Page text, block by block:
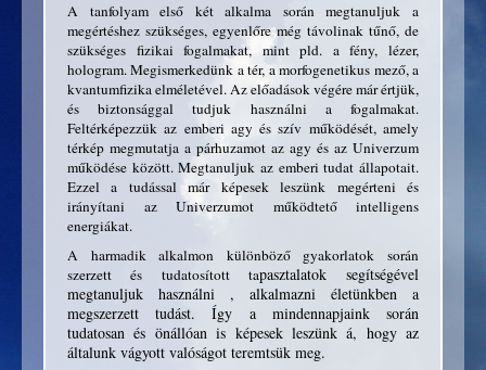
A tanfolyam első két alkalma során megtanuljuk a
megértéshez szükséges, egyenlőre még távolinak tűnő, de
szükséges fizikai fogalmakat, mint pld. a fény, lézer,
hologram. Megismerkedünk a tér, a morfogenetikus mező, a
kvantumfizika elméletével. Az előadások végére már értjük,
és biztonsággal tudjuk használni a fogalmakat.
Feltérképezzük az emberi agy és szív működését, amely
térkép megmutatja a párhuzamot az agy és az Univerzum
működése között. Megtanuljuk az emberi tudat állapotait.
Ezzel a tudással már képesek leszünk megérteni és
irányítani az Univerzumot működtető intelligens
energiákat.
A harmadik alkalmon különböző gyakorlatok során
szerzett és tudatosított tapasztalatok segítségével
megtanuljuk használni , alkalmazni életünkben a
megszerzett tudást. Így a mindennapjaink során
tudatosan és önállóan is képesek leszünk á, hogy az
általunk vágyott valóságot teremtsük meg.